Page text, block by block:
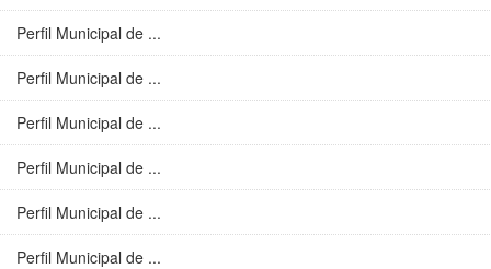
Perfil Municipal de ...
Perfil Municipal de ...
Perfil Municipal de ...
Perfil Municipal de ...
Perfil Municipal de ...
Perfil Municipal de ...